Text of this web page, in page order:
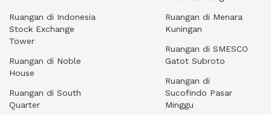
Ruangan di Indonesia
Stock Exchange
Tower
Ruangan di Noble
House
Ruangan di South
Quarter
Ruangan di Menara
Kuningan
Ruangan di SMESCO
Gatot Subroto
Ruangan di
Sucofindo Pasar
Minggu